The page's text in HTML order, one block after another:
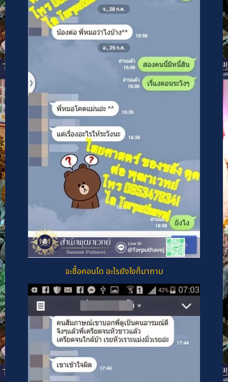
จะซื้อคอนโด อะไรยังไงก็มาถาม